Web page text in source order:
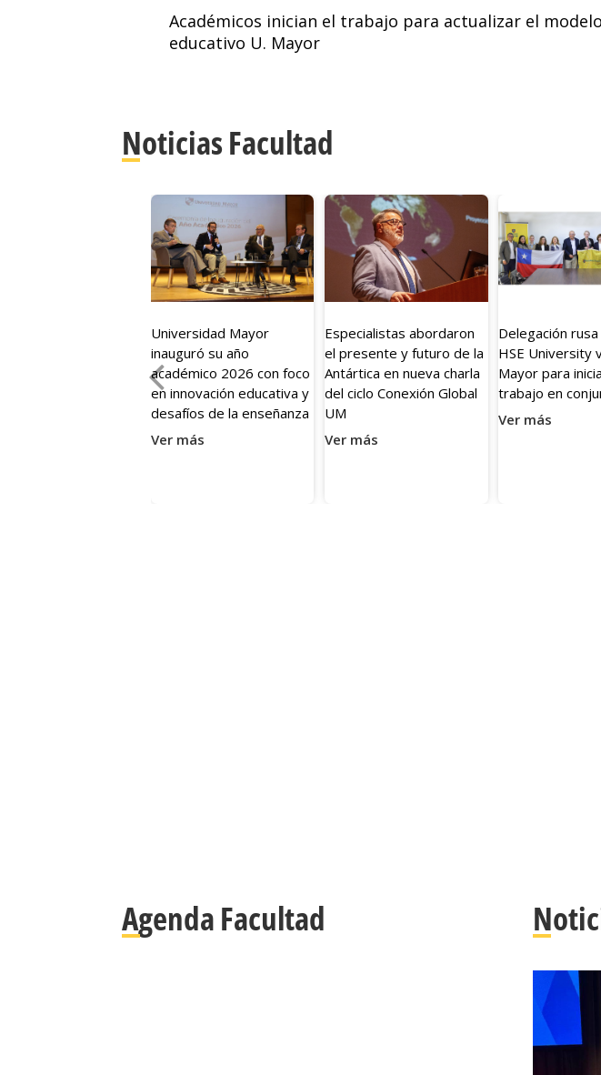
Académicos inician el trabajo para actualizar el modelo
educativo U. Mayor
Noticias Facultad
Universidad Mayor
inauguró su año
académico 2026 con foco
en innovación educativa y
desafíos de la enseñanza
Ver más
Especialistas abordaron
el presente y futuro de la
Antártica en nueva charla
del ciclo Conexión Global
UM
Ver más
Delegación
HSE University
Mayor para
trabajo en
Ver más
Agenda Facultad